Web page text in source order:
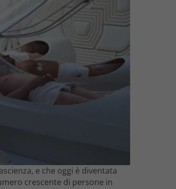
e che oggi è diventata
crescente di persone in